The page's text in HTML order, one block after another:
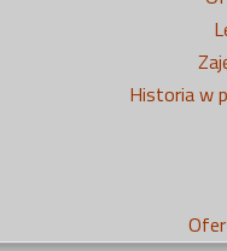
Historia w